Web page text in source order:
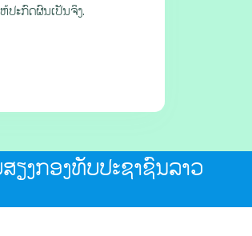
ປະກົດຜົນເປັນຈິງ.
ຽງກອງທັບປະຊາຊົນລາວ